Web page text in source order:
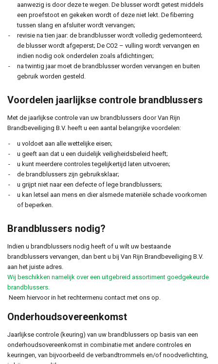
aanwezig is door deze te wegen. De blusser wordt getest middels
een proefstoot en gekeken wordt of deze niet lekt. De fiberring
tussen slang en afsluiter wordt vervangen;
revisie na tien jaar: de brandblusser wordt volledig gedemonteerd;
de blusser wordt afgeperst; De CO2 – vulling wordt vervangen en
indien nodig ook onderdelen zoals afdichtingen;
na twintig jaar moet de brandblusser worden vervangen en buiten
gebruik worden gesteld.
Voordelen jaarlijkse controle brandblussers
Met de jaarlijkse controle van uw brandblussers door Van Rijn
Brandbeveiliging B.V. heeft u een aantal belangrijke voordelen:
u voldoet aan alle wettelijke eisen;
u geeft aan dat u een duidelijk veiligheidsbeleid heeft;
u kunt meerdere controles tegelijkertijd laten uitvoeren;
de brandblussers zijn gebruiksklaar;
u grijpt niet naar een defecte of lege brandblussers;
u kan letsel aan mens en dier alsmede materiële schade voorkomen
of beperken.
Brandblussers nodig?
Indien u brandblussers nodig heeft of u wilt uw bestaande
brandblussers vervangen, dan bent u bij Van Rijn Brandbeveiliging B.V.
aan het juiste adres.
Wij beschikken namelijk over een uitgebreid assortiment goedgekeurde
brandblussers.
Neem hiervoor in het rechtermenu contact met ons op.
Onderhoudsovereenkomst
Jaarlijkse controle (keuring) van uw brandblussers op basis van een
onderhoudsovereenkomst in combinatie met andere controles en
keuringen, van bijvoorbeeld de verbandtrommels en/of noodverlichting,